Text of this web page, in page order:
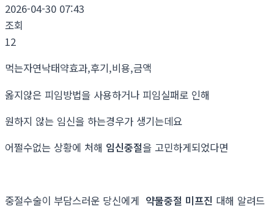
2026-04-30 07:43
조회
12
먹는자연낙태약효과,후기,비용,금액
옳지않은 피임방법을 사용하거나 피임실패로 인해
원하지 않는 임신을 하는경우가 생기는데요
어쩔수없는 상황에 처해 임신중절을 고민하게되었다면
중절수술이 부담스러운 당신에게 약물중절 미프진 대해 알려드